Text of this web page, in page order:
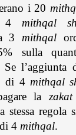
i 20
4 mithqal
3 mithqal
sulla
Se l’aggiunta
di 4 mithqal
la zakat
stessa regola
4 mithqal.